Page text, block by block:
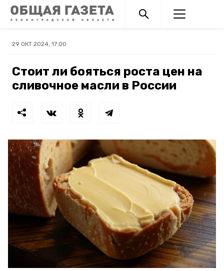
29 ОКТ 2024, 17:00
Стоит ли бояться роста цен на
сливочное масли в России